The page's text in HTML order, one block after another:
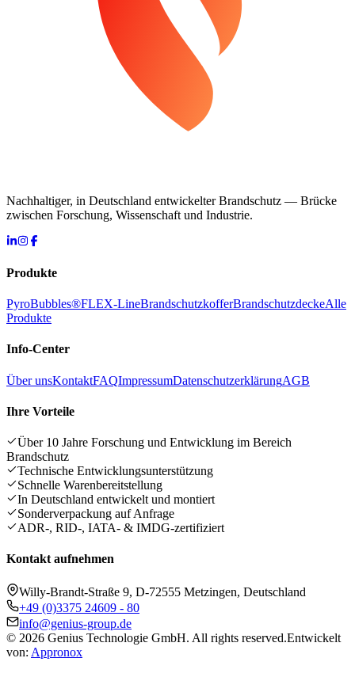
Nachhaltiger, in Deutschland entwickelter Brandschutz — Brücke
zwischen Forschung, Wissenschaft und Industrie.
Produkte
PyroBubbles®FLEX-LineBrandschutzkofferBrandschutzdeckeAlle
Produkte
Info-Center
Über unsKontaktFAQImpressumDatenschutzerklärungAGB
Ihre Vorteile
Über 10 Jahre Forschung und Entwicklung im Bereich
Brandschutz
Technische Entwicklungsunterstützung
Schnelle Warenbereitstellung
In Deutschland entwickelt und montiert
Sonderverpackung auf Anfrage
ADR-, RID-, IATA- & IMDG-zertifiziert
Kontakt aufnehmen
Willy-Brandt-Straße 9, D-72555 Metzingen, Deutschland
+49 (0)3375 24609 - 80
info@genius-group.de
© 2026 Genius Technologie GmbH. All rights reserved.Entwickelt
von: Appronox